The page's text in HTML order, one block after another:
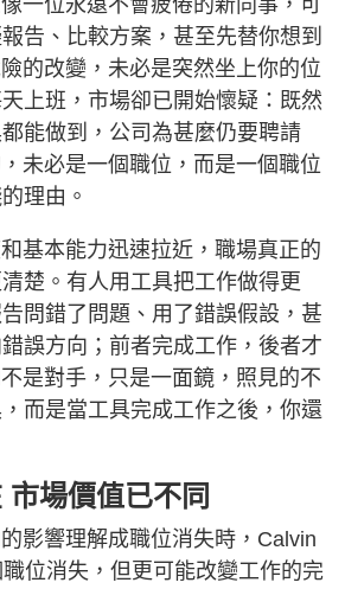
一位永遠不會疲倦的新同事，可
告、比較方案，甚至先替你想到
險的改變，未必是突然坐上你的位
上班，市場卻已開始懷疑：既然
能做到，公司為甚麼仍要聘請
未必是一個職位，而是一個職位
理由。
基本能力迅速拉近，職場真正的
楚。有人用工具把工作做得更
問錯了問題、用了錯誤假設，甚
誤方向；前者完成工作，後者才
是對手，只是一面鏡，照見的不
而是當工具完成工作之後，你還
場價值已不同
影響理解成職位消失時，Calvin
位消失，但更可能改變工作的完